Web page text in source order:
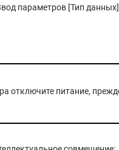
параметров [Тип данных]
отключите питание,